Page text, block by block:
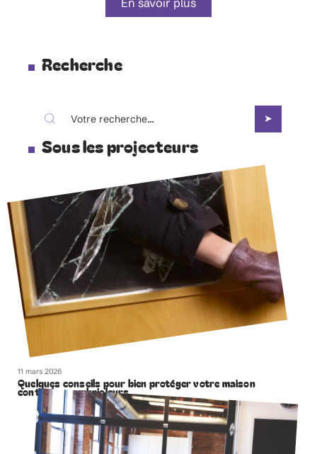
Recherche
Sous les projecteurs
11 mars 2026
Quelques conseils pour bien protéger votre maison
contre les cambrioleurs